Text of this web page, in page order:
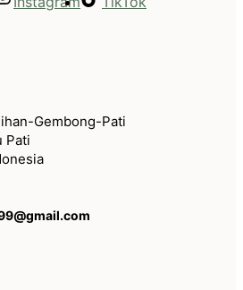
Gembong-Pati
Pati